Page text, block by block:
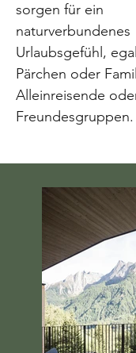
sorgen für ein
naturverbundenes
Urlaubsgefühl,
Pärchen oder
Alleinreisende
Freundesgruppen.